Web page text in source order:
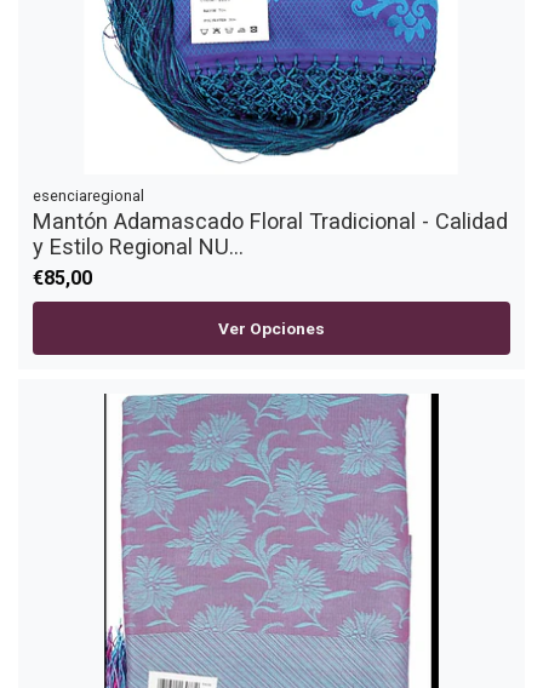
esenciaregional
Mantón Adamascado Floral Tradicional - Calidad
y Estilo Regional NU...
€85,00
Ver Opciones